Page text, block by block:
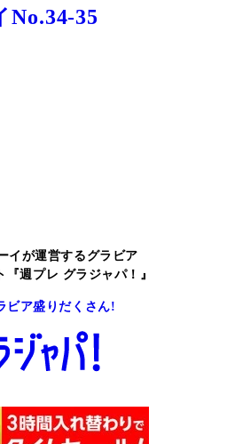
No.34-35
イが運営するグラビア
『週プレ グラジャパ！』
ビア盛りだくさん!